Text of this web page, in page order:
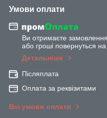
Умови оплати
Ви отримаєте замовлення
або гроші повернуться
Детальніше
Післяплата
Оплата за реквізитами
Всі умови оплати